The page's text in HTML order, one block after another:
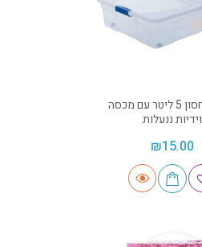
מיכל אחסון 5 ליטר עם מכסה
וידיות ננעלות
₪15.00